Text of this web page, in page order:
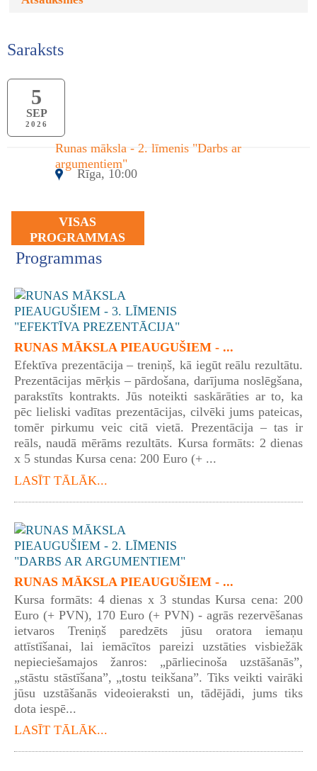
Saraksts
5
SEP
2026
Runas māksla - 2. līmenis "Darbs ar
argumentiem"
Rīga, 10:00
VISAS
PROGRAMMAS
Programmas
RUNAS MĀKSLA PIEAUGUŠIEM - ...
Efektīva prezentācija – treniņš, kā iegūt reālu rezultātu.
Prezentācijas mērķis – pārdošana, darījuma noslēgšana,
parakstīts kontrakts. Jūs noteikti saskārāties ar to, ka
pēc lieliski vadītas prezentācijas, cilvēki jums pateicas,
tomēr pirkumu veic citā vietā. Prezentācija – tas ir
reāls, naudā mērāms rezultāts. Kursa formāts: 2 dienas
x 5 stundas Kursa cena: 200 Euro (+ ...
LASĪT TĀLĀK...
RUNAS MĀKSLA PIEAUGUŠIEM - ...
Kursa formāts: 4 dienas x 3 stundas Kursa cena: 200
Euro (+ PVN), 170 Euro (+ PVN) - agrās rezervēšanas
ietvaros Treniņš paredzēts jūsu oratora iemaņu
attīstīšanai, lai iemācītos pareizi uzstāties visbiežāk
nepieciešamajos žanros: „pārliecinoša uzstāšanās”,
„stāstu stāstīšana”, „tostu teikšana”. Tiks veikti vairāki
jūsu uzstāšanās videoieraksti un, tādējādi, jums tiks
dota iespē...
LASĪT TĀLĀK...